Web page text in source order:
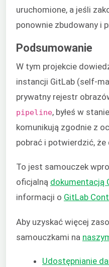
uruchomione, a jeśli
ponownie zbudowany i
Podsumowanie
W tym projekcie
instancji GitLab (self-
prywatny rejestr
pipeline, byłeś w
komunikują zgodnie z
pobrać i potwierdzić, że
To jest samouczek
oficjalną dokumentacją
informacji o GitLab
Aby uzyskać więcej
samouczkami na
Udostępnianie